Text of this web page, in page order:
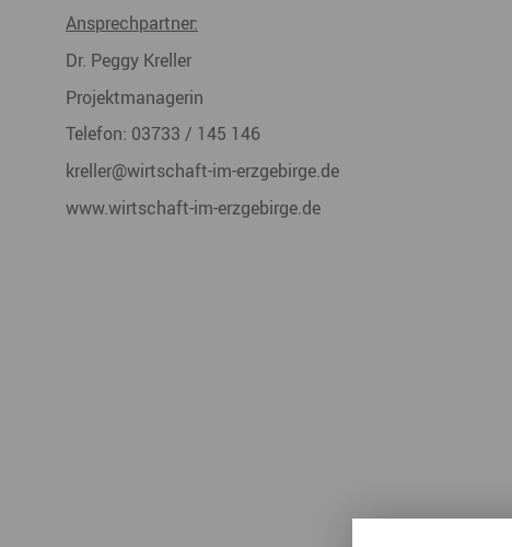
Ansprechpartner:
Dr. Peggy Kreller
Projektmanagerin
Telefon: 03733 / 145 146
kreller@wirtschaft-im-erzgebirge.de
www.wirtschaft-im-erzgebirge.de